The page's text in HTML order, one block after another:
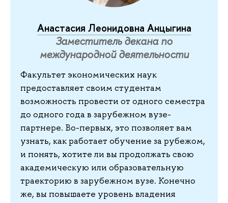
Анастасия Леонидовна Анцыгина
Заместитель декана по
международной деятельности
Факультет экономических наук
предоставляет своим студентам
возможность провести от одного семестра
до одного года в зарубежном вузе-
партнере. Во-первых, это позволяет вам
узнать, как работает обучение за рубежом,
и понять, хотите ли вы продолжать свою
академическую или образовательную
траекторию в зарубежном вузе. Конечно
же, вы повышаете уровень владения